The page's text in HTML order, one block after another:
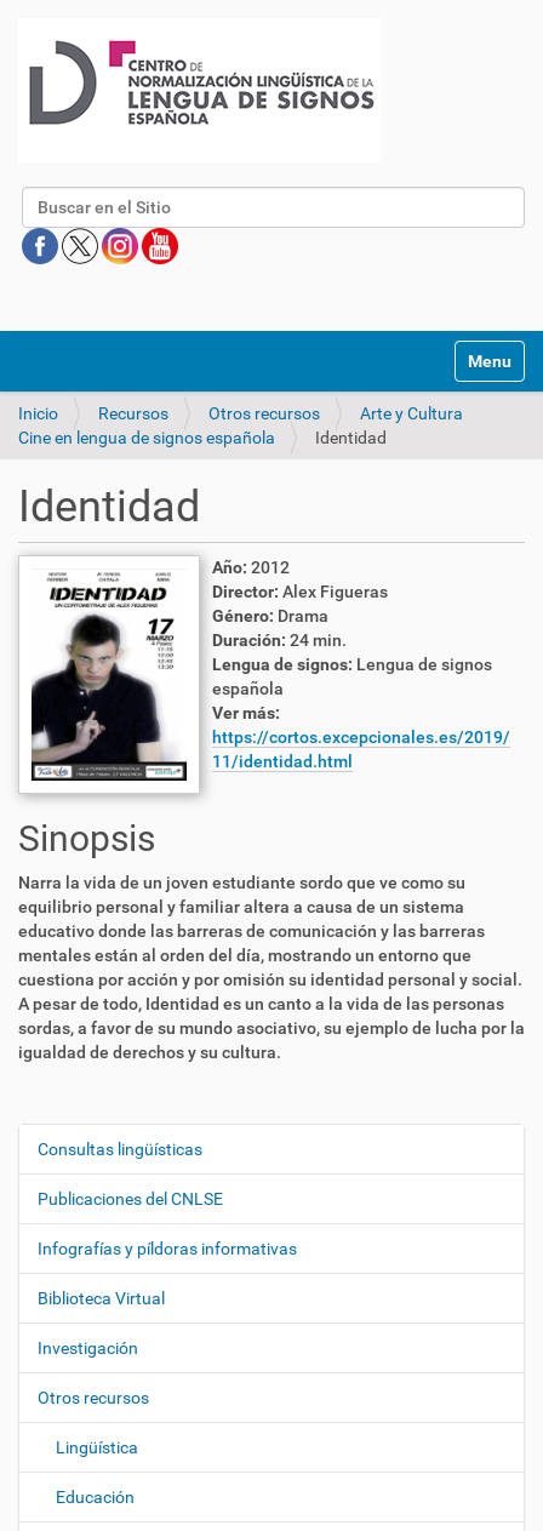
Buscar
Mostrar/
Inicio Recursos Otros recursos
Arte y Cultura
Cine en lengua de signos española
Identidad
Identidad
Año: 2012
Director: Alex Figueras
Género: Drama
Duración: 24 min.
Lengua de signos: Lengua de signos
española
Ver más:
https://cortos.excepcionales.es/2019/
11/identidad.html
Sinopsis
Narra la vida de un joven estudiante sordo que ve como su
equilibrio personal y familiar altera a causa de un sistema
educativo donde las barreras de comunicación y las barreras
mentales están al orden del día, mostrando un entorno que
cuestiona por acción y por omisión su identidad personal y social.
A pesar de todo, Identidad es un canto a la vida de las personas
sordas, a favor de su mundo asociativo, su ejemplo de lucha por la
igualdad de derechos y su cultura.
N
e
g
a
c
i
ó
n
Consultas lingüísticas
Publicaciones del CNLSE
Infografías y píldoras informativas
Biblioteca Virtual
Investigación
Otros recursos
Lingüística
Educación